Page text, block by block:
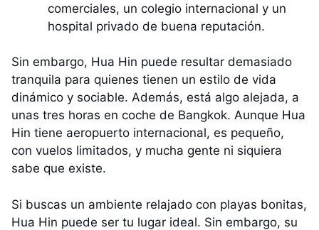
comerciales, un colegio internacional y un
hospital privado de buena reputación.
Sin embargo, Hua Hin puede resultar demasiado
tranquila para quienes tienen un estilo de vida
dinámico y sociable. Además, está algo alejada, a
unas tres horas en coche de Bangkok. Aunque Hua
Hin tiene aeropuerto internacional, es pequeño,
con vuelos limitados, y mucha gente ni siquiera
sabe que existe.
Si buscas un ambiente relajado con playas bonitas,
Hua Hin puede ser tu lugar ideal. Sin embargo, su